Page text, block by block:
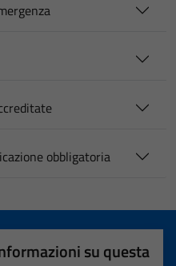
obbligatoria
su questa